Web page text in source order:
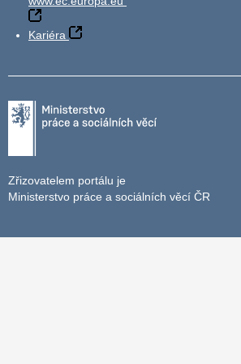
Kariéra
Zřizovatelem portálu je
Ministerstvo práce a sociálních věcí ČR